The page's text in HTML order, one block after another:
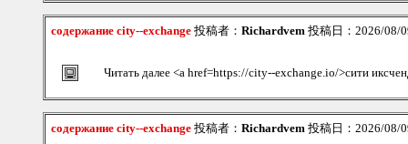
содержание city--exchange 投稿者： Richardvem 投稿日：2026/08/
Читать далее <a href=https://city--exchange.io/>сити
содержание city--exchange 投稿者： Richardvem 投稿日：2026/08/